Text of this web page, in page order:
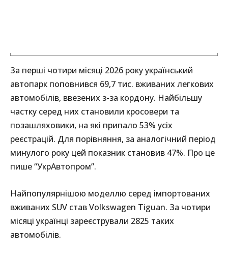
За перші чотири місяці 2026 року український
автопарк поповнився 69,7 тис. вживаних легкових
автомобілів, ввезених з-за кордону. Найбільшу
частку серед них становили кросовери та
позашляховики, на які припало 53% усіх
реєстрацій. Для порівняння, за аналогічний період
минулого року цей показник становив 47%. Про це
пише “УкрАвтопром”.
Найпопулярнішою моделлю серед імпортованих
вживаних SUV став Volkswagen Tiguan. За чотири
місяці українці зареєстрували 2825 таких
автомобілів.